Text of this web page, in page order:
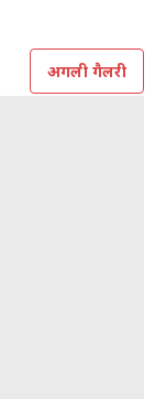
अगली गैलरी